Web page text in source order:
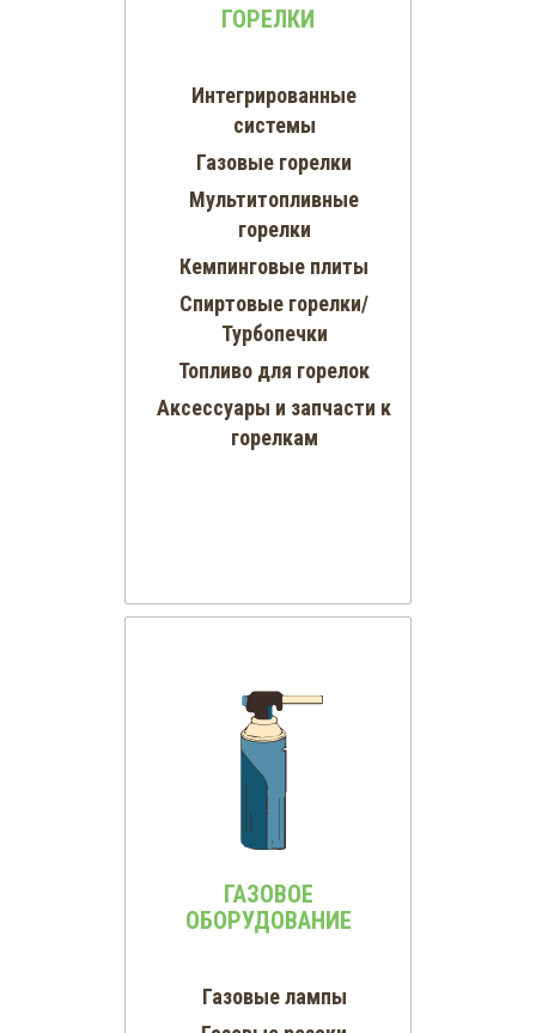
ГОРЕЛКИ
Интегрированные
системы
Газовые горелки
Мультитопливные
горелки
Кемпинговые плиты
Спиртовые горелки/
Турбопечки
Топливо для горелок
Аксессуары и запчасти к
горелкам
ГАЗОВОЕ
ОБОРУДОВАНИЕ
Газовые лампы